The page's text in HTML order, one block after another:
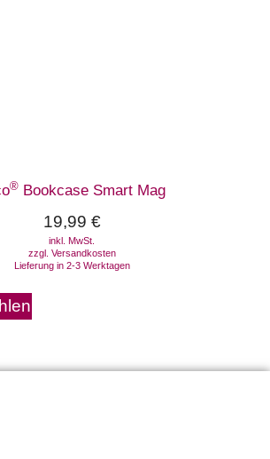
® Bookcase Smart Mag
19,99 €
inkl. MwSt.
zzgl. Versandkosten
Lieferung in 2-3 Werktagen